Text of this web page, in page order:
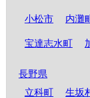
小松市 内灘
宝達志水町
長野県
立科町
生坂